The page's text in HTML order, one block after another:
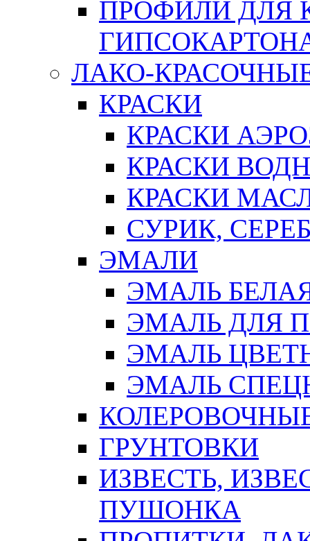
ПРОФИЛИ ДЛЯ
ЛАКО-
КРАСКИ
КРАСКИ
КРАСКИ
КРАСКИ
СУРИК,
ЭМАЛИ
ЭМАЛЬ
ЭМАЛЬ ДЛЯ
ЭМАЛЬ
ЭМАЛЬ
ГРУНТОВКИ
ИЗВЕСТЬ,
ПУШОНКА